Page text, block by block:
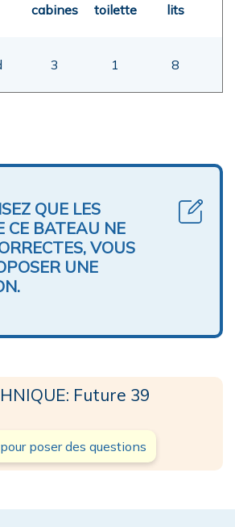
cabines toilette lits
3 1 8
QUE LES
CE BATEAU NE
VOUS
UNE
Future 39
poser des questions